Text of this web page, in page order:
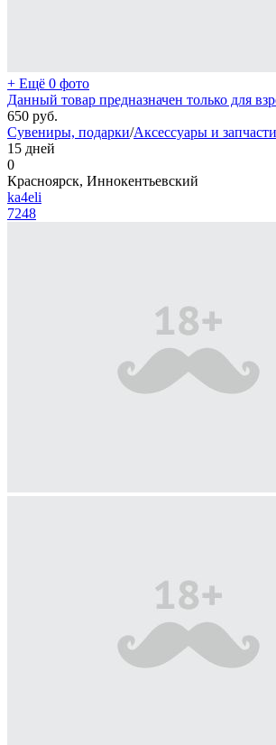
+ Ещё 0 фото
Данный товар предназначен только для
650 руб.
Сувениры, подарки/Аксессуары и
15 дней
0
Красноярск, Иннокентьевский
ka4eli
7248